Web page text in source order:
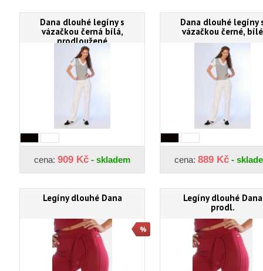
Dana dlouhé legíny s
vázačkou černá bílá,
prodloužené
cena: 909 Kč - skladem
Dana dlouhé legíny
vázačkou černé, bílé
cena: 889 Kč -
Legíny dlouhé Dana
Legíny dlouhé Dana
prodl.